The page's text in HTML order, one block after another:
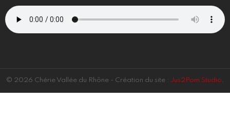
© 2026 Chérie Vallée du Rhône - Création du site : Jus2Pom Studio .